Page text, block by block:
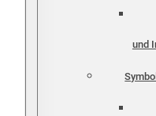
und